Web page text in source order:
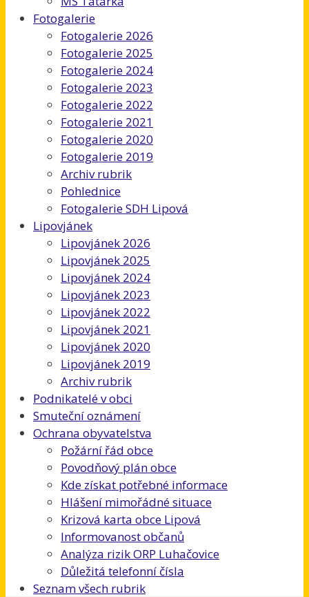
Fotogalerie
Fotogalerie 2026
Fotogalerie 2025
Fotogalerie 2024
Fotogalerie 2023
Fotogalerie 2022
Fotogalerie 2021
Fotogalerie 2020
Fotogalerie 2019
Archiv rubrik
Pohlednice
Fotogalerie SDH Lipová
Lipovjánek
Lipovjánek 2026
Lipovjánek 2025
Lipovjánek 2024
Lipovjánek 2023
Lipovjánek 2022
Lipovjánek 2021
Lipovjánek 2020
Lipovjánek 2019
Archiv rubrik
Podnikatelé v obci
Smuteční oznámení
Ochrana obyvatelstva
Požární řád obce
Povodňový plán obce
Kde získat potřebné informace
Hlášení mimořádné situace
Krizová karta obce Lipová
Informovanost občanů
Analýza rizik ORP Luhačovice
Důležitá telefonní čísla
Seznam všech rubrik